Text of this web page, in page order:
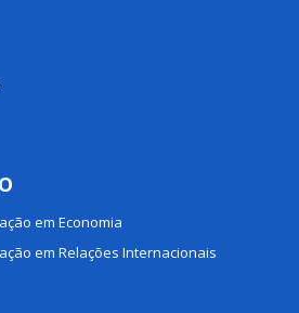
em Economia
em Relações Internacionais